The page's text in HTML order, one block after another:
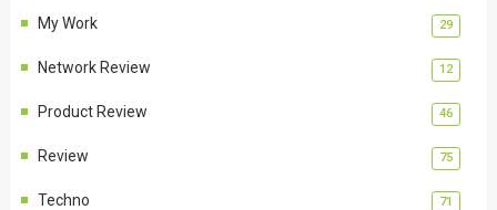
My Work 29
Network Review 12
Product Review 46
Review 75
Techno 71